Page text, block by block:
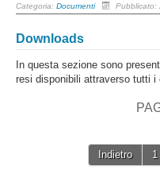
Categoria: Documenti Pubblicato:
Downloads
In questa sezione sono
resi disponibili attraverso tutti i
Indietro 1